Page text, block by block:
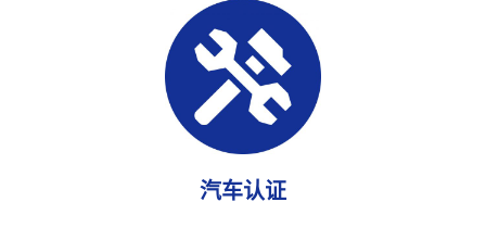
汽车认证